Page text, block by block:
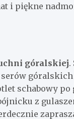
i piękne
góralskiej.
serów
schabowy po
z